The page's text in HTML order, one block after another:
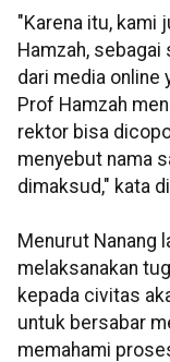
"Karena itu, kami
Hamzah,
dari media online
Prof Hamzah
rektor bisa
menyebut nama
dimaksud," kata
Menurut Nanang
melaksanakan
kepada civitas
untuk bersabar
memahami